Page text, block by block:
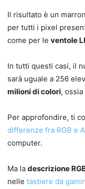
Il risultato è un
per tutti i pixel
come per le ventole
In tutti questi casi, il
sarà uguale a 256
milioni di colori,
Per approfondire, ti
differenze fra RGB e
computer.
Ma la descrizione
nelle tastiere da